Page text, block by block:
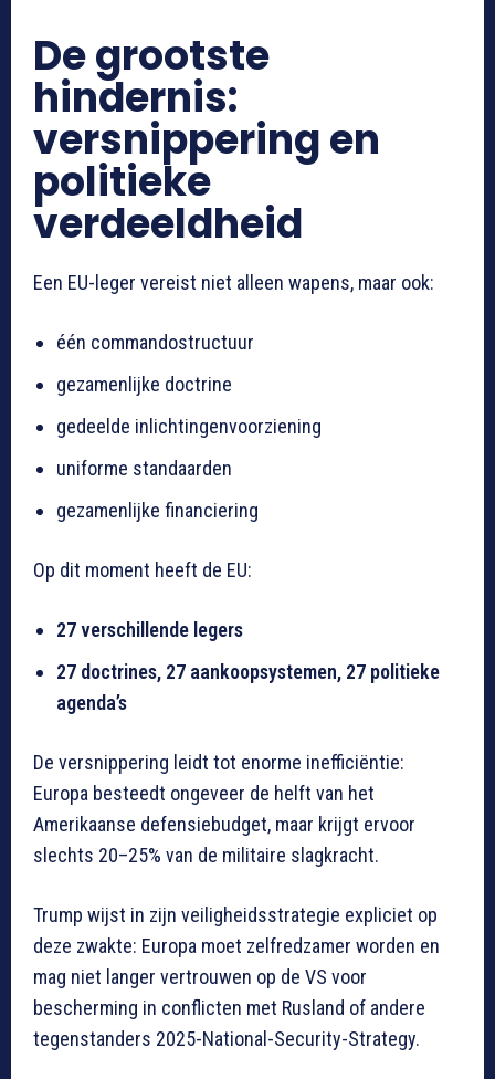
De grootste
hindernis:
versnippering en
politieke
verdeeldheid
Een EU-leger vereist niet alleen wapens, maar ook:
één commandostructuur
gezamenlijke doctrine
gedeelde inlichtingenvoorziening
uniforme standaarden
gezamenlijke financiering
Op dit moment heeft de EU:
27 verschillende legers
27 doctrines, 27 aankoopsystemen, 27 politieke
agenda’s
De versnippering leidt tot enorme inefficiëntie:
Europa besteedt ongeveer de helft van het
Amerikaanse defensiebudget, maar krijgt ervoor
slechts 20–25% van de militaire slagkracht.
Trump wijst in zijn veiligheidsstrategie expliciet op
deze zwakte: Europa moet zelfredzamer worden en
mag niet langer vertrouwen op de VS voor
bescherming in conflicten met Rusland of andere
tegenstanders 2025-National-Security-Strategy.